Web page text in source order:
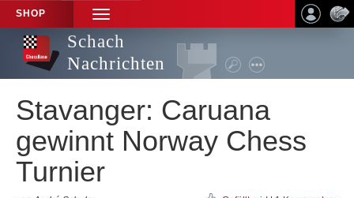
SHOP
TOGGLE
NAVIGATION
Schach
Nachrichten
Stavanger: Caruana
gewinnt Norway Chess
Turnier